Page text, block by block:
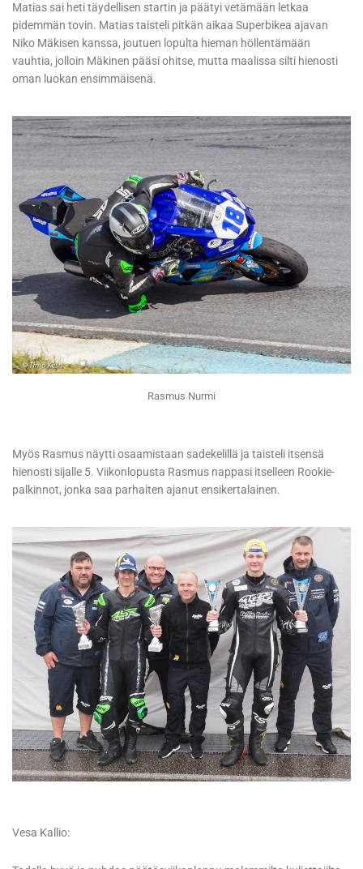
Matias sai heti täydellisen startin ja päätyi vetämään letkaa
pidemmän tovin. Matias taisteli pitkän aikaa Superbikea ajavan
Niko Mäkisen kanssa, joutuen lopulta hieman höllentämään
vauhtia, jolloin Mäkinen pääsi ohitse, mutta maalissa silti hienosti
oman luokan ensimmäisenä.
Rasmus Nurmi
Myös Rasmus näytti osaamistaan sadekelillä ja taisteli itsensä
hienosti sijalle 5. Viikonlopusta Rasmus nappasi itselleen Rookie-
palkinnot, jonka saa parhaiten ajanut ensikertalainen.
Vesa Kallio: